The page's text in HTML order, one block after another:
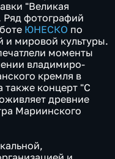
"Великая
фотографий
ЮНЕСКО по
и мировой культуры.
моменты
владимиро-
кремля в
также концерт "С
древние
Мариинского